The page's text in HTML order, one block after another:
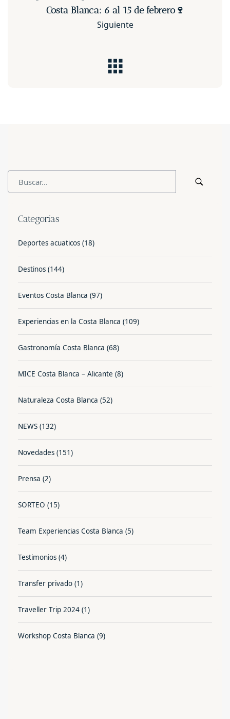
Costa Blanca: 6 al 15 de febrero🍷
Siguiente
Categorías
Deportes acuaticos (18)
Destinos (144)
Eventos Costa Blanca (97)
Experiencias en la Costa Blanca (109)
Gastronomía Costa Blanca (68)
MICE Costa Blanca – Alicante (8)
Naturaleza Costa Blanca (52)
NEWS (132)
Novedades (151)
Prensa (2)
SORTEO (15)
Team Experiencias Costa Blanca (5)
Testimonios (4)
Transfer privado (1)
Traveller Trip 2024 (1)
Workshop Costa Blanca (9)